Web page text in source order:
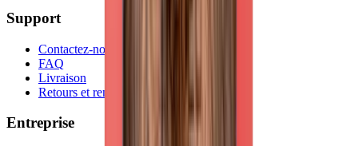
Support
Contactez-nous
FAQ
Livraison
Retours et remboursements
Entreprise